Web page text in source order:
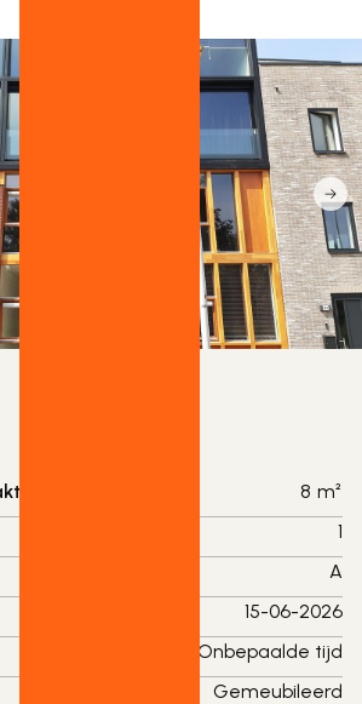
8 m²
1
A
15-06-2026
Onbepaalde tijd
Gemeubileerd